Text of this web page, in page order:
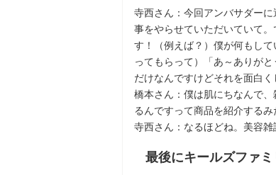
寺西さん：今回アンバサダー
事をやらせていただいていて
す！（例えば？）僕が何もし
ってもらって）「あ～ありが
だけなんですけどそれを面白く
橋本さん：僕は肌にちなんで
るんですって商品を紹介するみ
寺西さん：なるほどね。美容雑
最後にキールズファ